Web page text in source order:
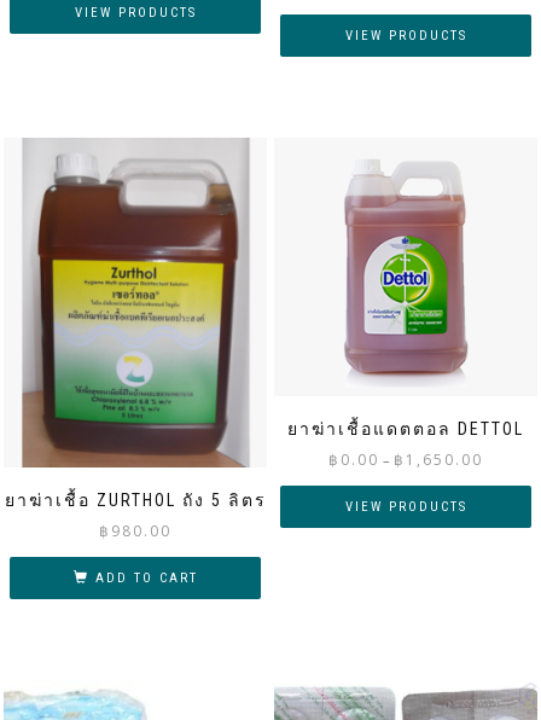
through
VIEW PRODUCTS
through
VIEW PRODUCTS
ยาฆ่าเชื้อ ZURTHOL ถัง 5 ลิตร
฿ 980.00
ADD TO CART
ยาฆ่าเชื้อแดตตอล DETTOL
฿ 0.00 – ฿ 1,650.00
through
VIEW PRODUCTS